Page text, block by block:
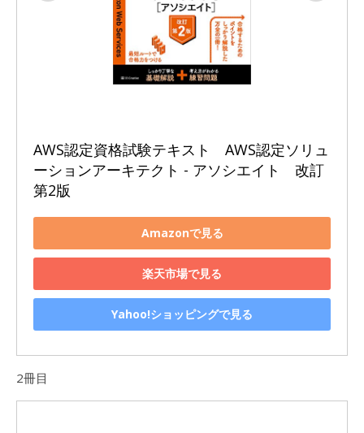
AWS認定資格試験テキスト　AWS認定ソリュ
ーションアーキテクト - アソシエイト　改訂
第2版
Amazonで見る
楽天市場で見る
Yahoo!ショッピングで見る
2冊目